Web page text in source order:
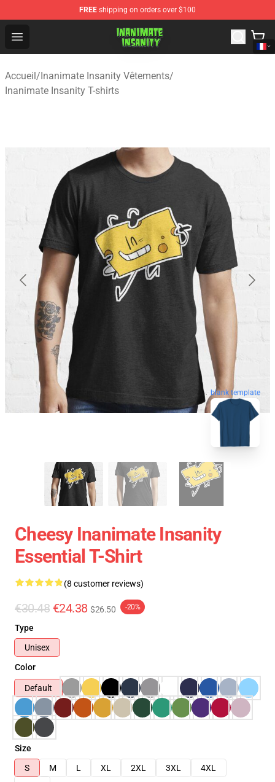
FREE shipping on orders over $100
Open menu
Inanimate Insanity Store - Official Inanimate Insanity
Accueil/Inanimate Insanity Vêtements/
Inanimate Insanity T-shirts
blank template
Cheesy Inanimate Insanity
Essential T-Shirt
(8 customer reviews)
€30.48 €24.38 $26.50 -20%
Type
Unisex
Color
Default
Size
S
M L XL 2XL 3XL
4XL